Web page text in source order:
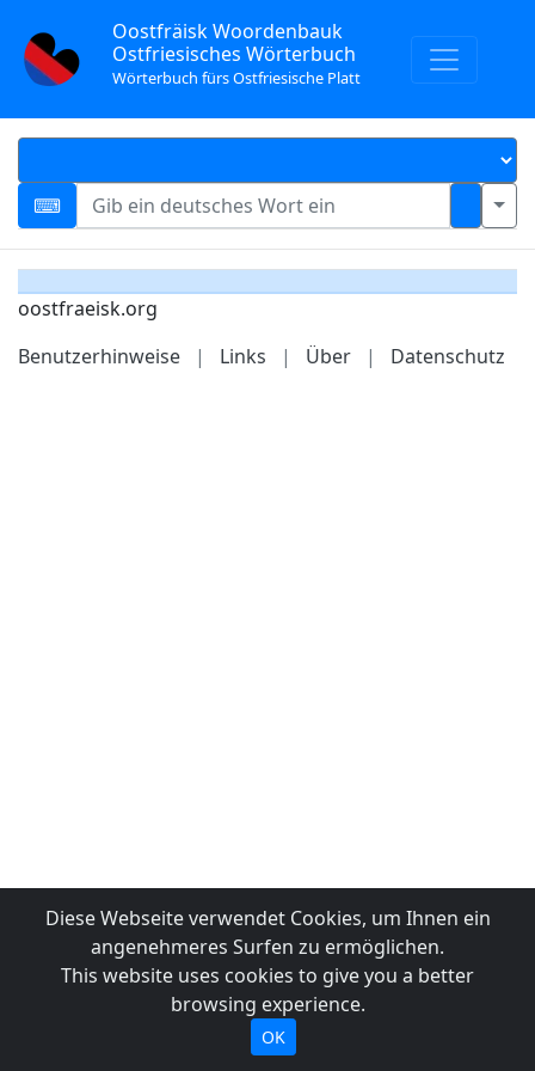
Oostfräisk Woordenbauk
Ostfriesisches Wörterbuch
Wörterbuch fürs Ostfriesische Platt
oostfraeisk.org
Benutzerhinweise
| Links | Über | Datenschutz
Diese Webseite verwendet Cookies, um Ihnen ein
angenehmeres Surfen zu ermöglichen.
This website uses cookies to give you a better
browsing experience.
OK